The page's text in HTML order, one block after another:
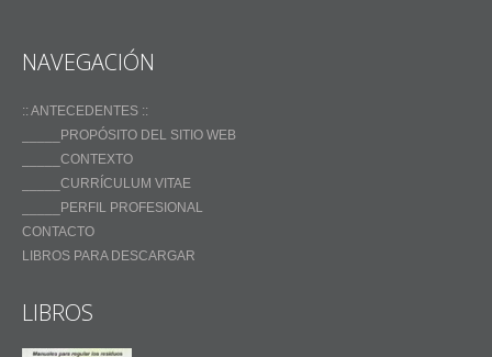
NAVEGACIÓN
:: ANTECEDENTES ::
_____PROPÓSITO DEL SITIO WEB
_____CONTEXTO
_____CURRÍCULUM VITAE
_____PERFIL PROFESIONAL
CONTACTO
LIBROS PARA DESCARGAR
LIBROS